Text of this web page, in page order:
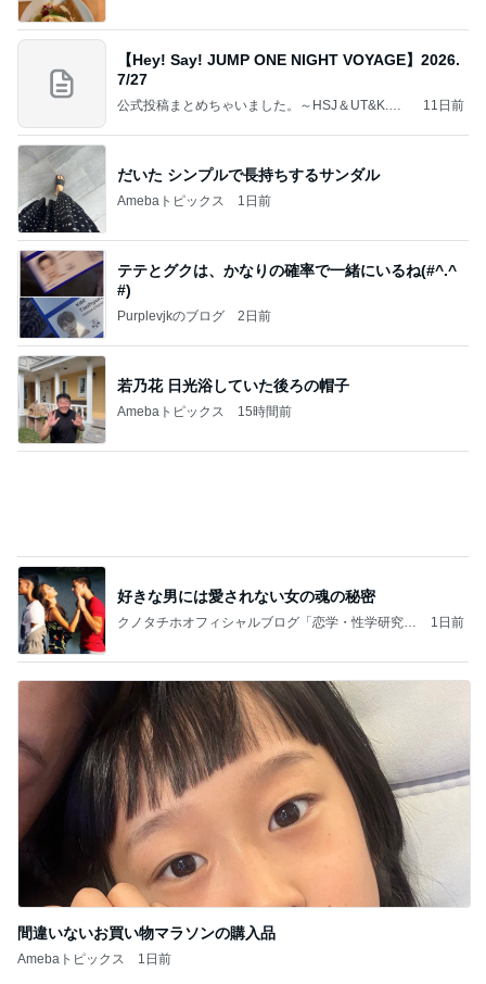
【Hey! Say! JUMP ONE NIGHT VOYAGE】2026.
7/27
公式投稿まとめちゃいました。～HSJ＆UT&K.O.
11日前
だいた シンプルで長持ちするサンダル
Amebaトピックス 1日前
テテとグクは、かなりの確率で一緒にいるね(#^.^
#)
Purplevjkのブログ 2日前
若乃花 日光浴していた後ろの帽子
Amebaトピックス 15時間前
好きな男には愛されない女の魂の秘密
クノタチホオフィシャルブログ「恋学・性学研究
1日前
間違いないお買い物マラソンの購入品
Amebaトピックス 1日前